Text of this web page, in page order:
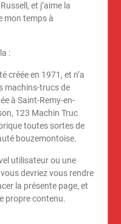
et j’aime la
mon temps à
:
créée en 1971, et n’a
machins-trucs de
à Saint-Remy-en-
123 Machin Truc
toutes sortes de
bouzemontoise.
utilisateur ou une
devriez vous rendre
la présente page, et
propre contenu.